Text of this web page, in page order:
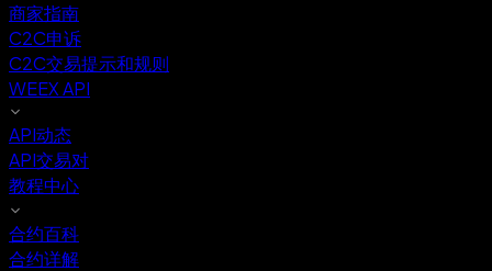
商家指南
C2C申诉
C2C交易提示和规则
WEEX API
API动态
API交易对
教程中心
合约百科
合约详解